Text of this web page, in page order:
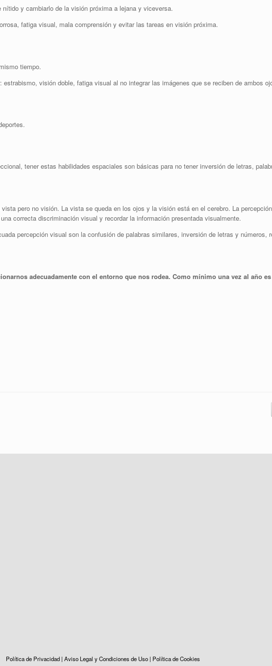
y cambiarlo de la visión próxima a lejana y viceversa.
fatiga visual, mala comprensión y evitar las tareas en visión próxima.
tiempo.
visión doble, fatiga visual al no integrar las imágenes que se reciben de ambos
tener estas habilidades espaciales son básicas para no tener inversión de letras,
pero no visión. La vista se queda en los ojos y la visión está en el cerebro. La
correcta discriminación visual y recordar la información presentada visualmente.
percepción visual son la confusión de palabras similares, inversión de letras y números,
adecuadamente con el entorno que nos rodea. Como mínimo una vez al año
Política de Privacidad | Aviso Legal y Condiciones de Uso | Política de Cookies